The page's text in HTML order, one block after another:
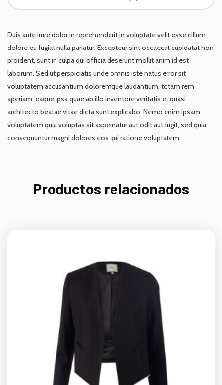
Duis aute irure dolor in reprehenderit in voluptate velit esse cillum
dolore eu fugiat nulla pariatur. Excepteur sint occaecat cupidatat non
proident, sunt in culpa qui officia deserunt mollit anim id est
laborum. Sed ut perspiciatis unde omnis iste natus error sit
voluptatem accusantium doloremque laudantium, totam rem
aperiam, eaque ipsa quae ab illo inventore veritatis et quasi
architecto beatae vitae dicta sunt explicabo. Nemo enim ipsam
voluptatem quia voluptas sit aspernatur aut odit aut fugit, sed quia
consequuntur magni dolores eos qui ratione voluptatem.
Productos relacionados